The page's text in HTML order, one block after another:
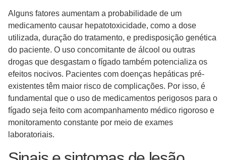
Alguns fatores aumentam a probabilidade de um
medicamento causar hepatotoxicidade, como a dose
utilizada, duração do tratamento, e predisposição genética
do paciente. O uso concomitante de álcool ou outras
drogas que desgastam o fígado também potencializa os
efeitos nocivos. Pacientes com doenças hepáticas pré-
existentes têm maior risco de complicações. Por isso, é
fundamental que o uso de medicamentos perigosos para o
fígado seja feito com acompanhamento médico rigoroso e
monitoramento constante por meio de exames
laboratoriais.